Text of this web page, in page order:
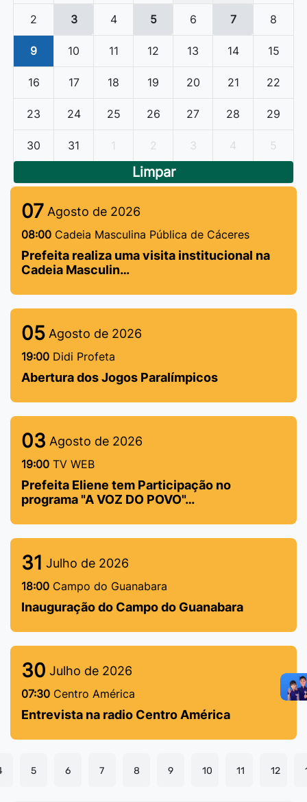
2 3 4 5 6 7 8
9 10 11 12 13 14 15
16 17 18 19 20 21 22
23 24 25 26 27 28 29
30 31 1 2 3 4 5
Limpar
07 Agosto de 2026
08:00 Cadeia Masculina Pública de Cáceres
Prefeita realiza uma visita institucional na
Cadeia Masculin…
05 Agosto de 2026
19:00 Didi Profeta
Abertura dos Jogos Paralímpicos
03 Agosto de 2026
19:00 TV WEB
Prefeita Eliene tem Participação no
programa "A VOZ DO POVO"…
31 Julho de 2026
18:00 Campo do Guanabara
Inauguração do Campo do Guanabara
30 Julho de 2026
07:30 Centro América
Entrevista na radio Centro América
5 6 7 8 9 10 11 12